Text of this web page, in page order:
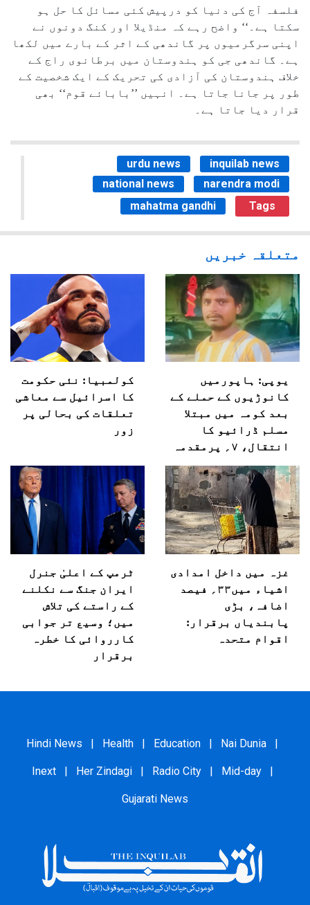
فلسفہ آج کی دنیا کو درپیش کئی مسائل کا حل ہو
سکتا ہے۔‘‘ واضح رہے کہ منڈیلا اور کنگ دونوں نے
اپنی سرگرمیوں پر گاندھی کے اثر کے بارے میں لکھا
ہے۔ گاندھی جی کو ہندوستان میں برطانوی راج کے
خلاف ہندوستان کی آزادی کی تحریک کے ایک شخصیت کے
طور پر جانا جاتا ہے۔ انہیں ’’بابائے قوم‘‘ بھی
قرار دیا جاتا ہے۔
urdu news
inquilab news
national news
narendra modi
mahatma gandhi
Tags
متعلقہ خبریں
یوپی: ہاپورمیں
کانوڑیوں کے حملے کے
بعد کومہ میں مبتلا
مسلم ڈرائیو کا
انتقال، ۷؍ پرمقدمہ
کولمبیا: نئی حکومت
کا اسرائیل سے معاشی
تعلقات کی بحالی پر
زور
غزہ میں داخل امدادی
اشیاء میں۳۳؍ فیصد
اضافہ، بڑی
پابندیاں برقرار:
اقوام متحدہ
ٹرمپ کے اعلیٰ جنرل
ایران جنگ سے نکلنے
کے راستے کی تلاش
میں؛ وسیع تر جوابی
کارروائی کا خطرہ
برقرار
Hindi News | Health | Education | Nai Dunia |
Inext | Her Zindagi | Radio City | Mid-day |
Gujarati News